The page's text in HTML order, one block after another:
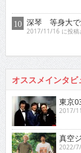
深琴 等身大で
2017/11/16 に投稿
オススメインタビ
東京
2017/
真空
2022/